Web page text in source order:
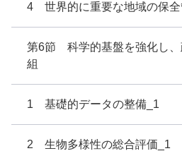
4 世界的に重要な地域の保全
第6節 科学的基盤を強化し、
組
1 基礎的データの整備_1
2 生物多様性の総合評価_1